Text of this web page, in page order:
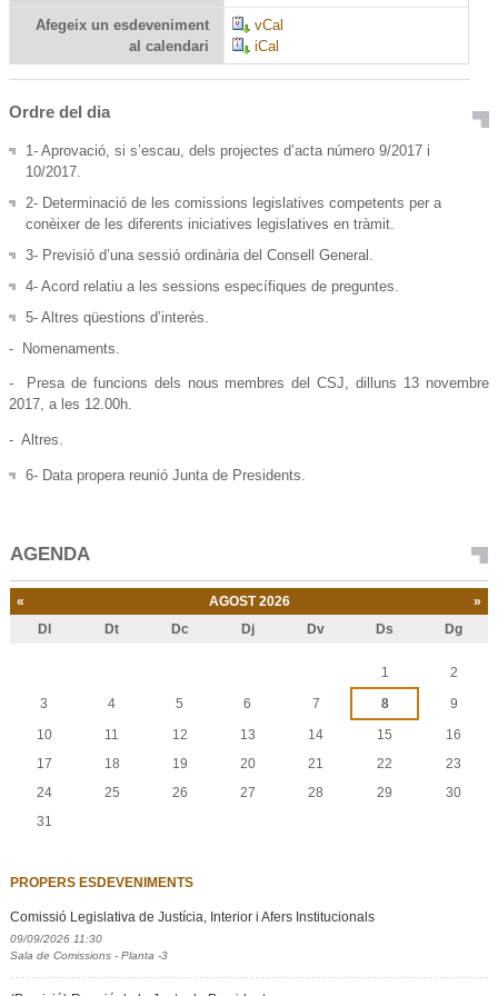
Afegeix un esdeveniment
al calendari
vCal
iCal
Ordre del dia
1- Aprovació, si s’escau, dels projectes d’acta número 9/2017 i
10/2017.
2- Determinació de les comissions legislatives competents per a
conèixer de les diferents iniciatives legislatives en tràmit.
3- Previsió d’una sessió ordinària del Consell General.
4- Acord relatiu a les sessions específiques de preguntes.
5- Altres qüestions d’interès.
- Nomenaments.
- Presa de funcions dels nous membres del CSJ, dilluns 13 novembre
2017, a les 12.00h.
- Altres.
6- Data propera reunió Junta de Presidents.
AGENDA
« AGOST 2026 »
Dl Dt Dc Dj Dv Ds Dg
1
2
3
4 5 6 7 8
9
10
11 12 13 14 15
16
17
18 19 20 21 22
23
24
25 26 27 28 29
30
31
PROPERS ESDEVENIMENTS
Comissió Legislativa de Justícia, Interior i Afers Institucionals
09/09/2026 11:30
Sala de Comissions - Planta -3